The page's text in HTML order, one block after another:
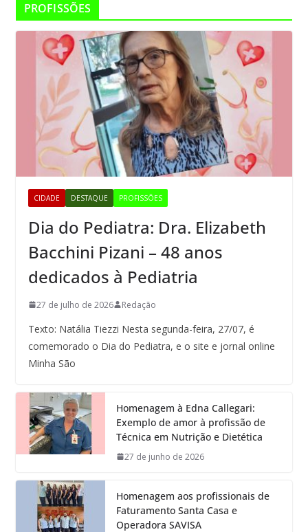
PROFISSÕES
CIDADE DESTAQUE PROFISSÕES
Dia do Pediatra: Dra. Elizabeth
Bacchini Pizani – 48 anos
dedicados à Pediatria
27 de julho de 2026 Redação
Texto: Natália Tiezzi Nesta segunda-feira, 27/07, é
comemorado o Dia do Pediatra, e o site e jornal online
Minha São
Homenagem à Edna Callegari:
Exemplo de amor à profissão de
Técnica em Nutrição e Dietética
27 de junho de 2026
Homenagem aos profissionais de
Faturamento Santa Casa e
Operadora SAVISA